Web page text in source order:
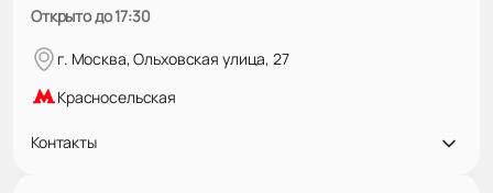
Открыто до 17:30
г. Москва, Ольховская улица, 27
Красносельская
Контакты